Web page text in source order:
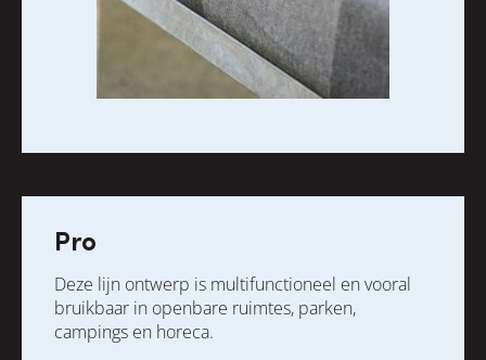
Pro
Deze lijn ontwerp is multifunctioneel en vooral
bruikbaar in openbare ruimtes, parken,
campings en horeca.